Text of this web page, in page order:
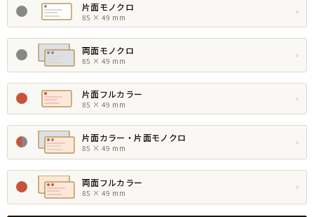
片面モノクロ
85 × 49 mm
›
両面モノクロ
85 × 49 mm
›
片面フルカラー
85 × 49 mm
›
片面カラー・片面モノクロ
85 × 49 mm
›
両面フルカラー
85 × 49 mm
›